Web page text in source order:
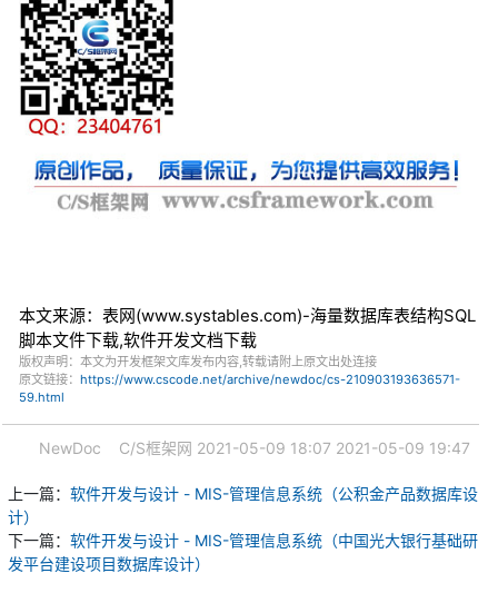
本文来源：表网(www.systables.com)-海量数据库表结构SQL
脚本文件下载,软件开发文档下载
版权声明：本文为开发框架文库发布内容,转载请附上原文出处连接
原文链接： https://www.cscode.net/archive/newdoc/cs-210903193636571-
59.html
NewDoc C/S框架网 2021-05-09 18:07 2021-05-09 19:47
上一篇： 软件开发与设计 - MIS-管理信息系统（公积金产品数据库设
计）
下一篇： 软件开发与设计 - MIS-管理信息系统（中国光大银行基础研
发平台建设项目数据库设计）